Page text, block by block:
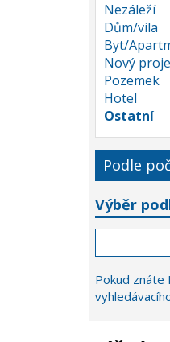
Nezáleží
Dům/vila
Byt/
Nový
Pozemek
Hotel
Ostatní
Podle
Výběr
Pokud